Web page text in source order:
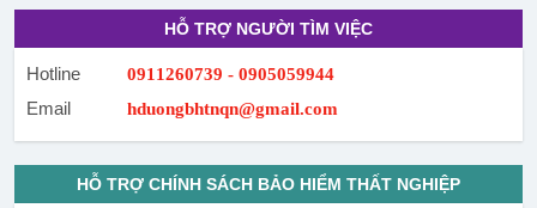
HỖ TRỢ NGƯỜI TÌM VIỆC
Hotline 0911260739 - 0905059944
Email hduongbhtnqn@gmail.com
HỖ TRỢ CHÍNH SÁCH BẢO HIỂM THẤT NGHIỆP